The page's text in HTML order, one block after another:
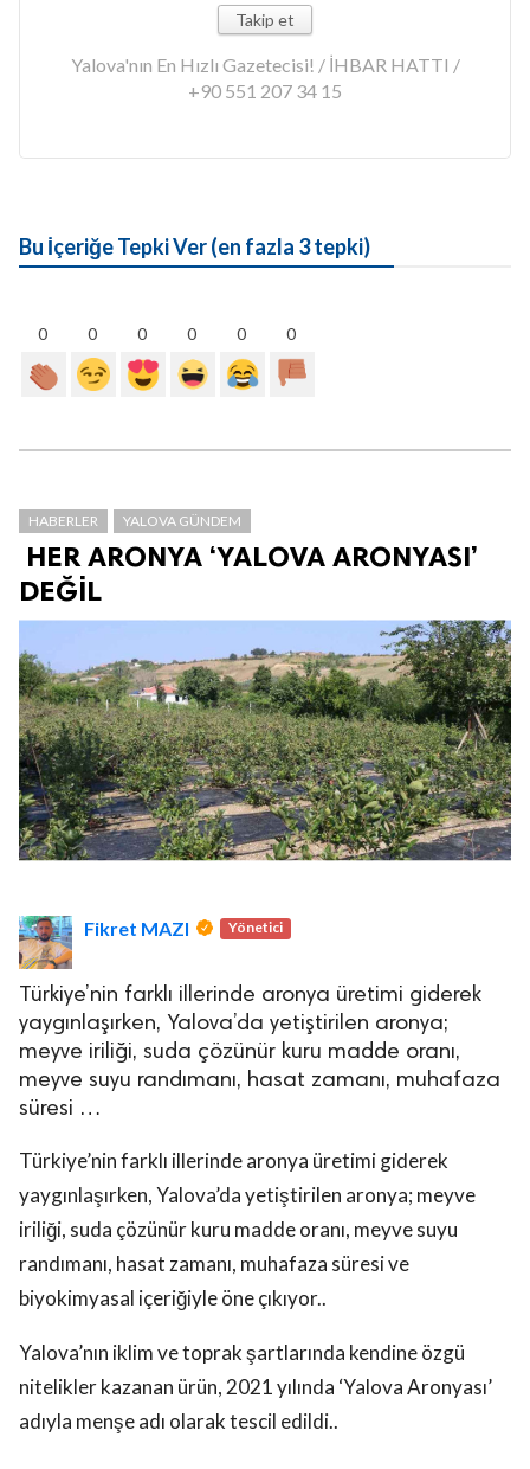
Takip et
Yalova'nın En Hızlı Gazetecisi! / İHBAR HATTI /
+90 551 207 34 15
Bu İçeriğe Tepki Ver (en fazla 3 tepki)
0 0 0 0 0 0
HABERLER YALOVA GÜNDEM
HER ARONYA ‘YALOVA ARONYASI’
DEĞİL
Fikret MAZI Yönetici
Türkiye’nin farklı illerinde aronya üretimi giderek
yaygınlaşırken, Yalova’da yetiştirilen aronya;
meyve iriliği, suda çözünür kuru madde oranı,
meyve suyu randımanı, hasat zamanı, muhafaza
süresi …
Türkiye’nin farklı illerinde aronya üretimi giderek
yaygınlaşırken, Yalova’da yetiştirilen aronya; meyve
iriliği, suda çözünür kuru madde oranı, meyve suyu
randımanı, hasat zamanı, muhafaza süresi ve
biyokimyasal içeriğiyle öne çıkıyor..
Yalova’nın iklim ve toprak şartlarında kendine özgü
nitelikler kazanan ürün, 2021 yılında ‘Yalova Aronyası’
adıyla menşe adı olarak tescil edildi..